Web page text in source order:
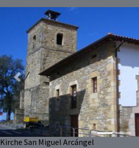
Kirche San Miguel Arcángel
Previous